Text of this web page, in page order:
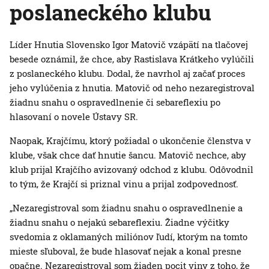
poslaneckého klubu
Líder Hnutia Slovensko Igor Matovič vzápätí na tlačovej
besede oznámil, že chce, aby Rastislava Krátkeho vylúčili
z poslaneckého klubu. Dodal, že navrhol aj začať proces
jeho vylúčenia z hnutia. Matovič od neho nezaregistroval
žiadnu snahu o ospravedlnenie či sebareflexiu po
hlasovaní o novele Ústavy SR.
Naopak, Krajčímu, ktorý požiadal o ukončenie členstva v
klube, však chce dať hnutie šancu. Matovič nechce, aby
klub prijal Krajčího avizovaný odchod z klubu. Odôvodnil
to tým, že Krajčí si priznal vinu a prijal zodpovednosť.
„Nezaregistroval som žiadnu snahu o ospravedlnenie a
žiadnu snahu o nejakú sebareflexiu. Žiadne výčitky
svedomia z oklamaných miliónov ľudí, ktorým na tomto
mieste sľuboval, že bude hlasovať nejak a konal presne
opačne. Nezaregistroval som žiaden pocit viny z toho, že